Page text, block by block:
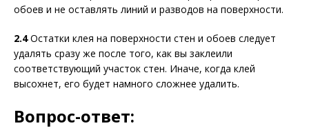
обоев и не оставлять линий и разводов на поверхности.
2.4Остатки клея на поверхности стен и обоев следует
удалять сразу же после того, как вы заклеили
соответствующий участок стен. Иначе, когда клей
высохнет, его будет намного сложнее удалить.
Вопрос-ответ: